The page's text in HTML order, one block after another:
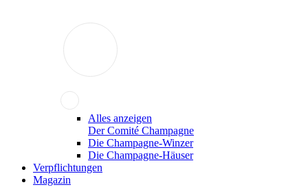
Alles anzeigen
Der Comité Champagne
Die Champagne-Winzer
Die Champagne-Häuser
Verpflichtungen
Magazin